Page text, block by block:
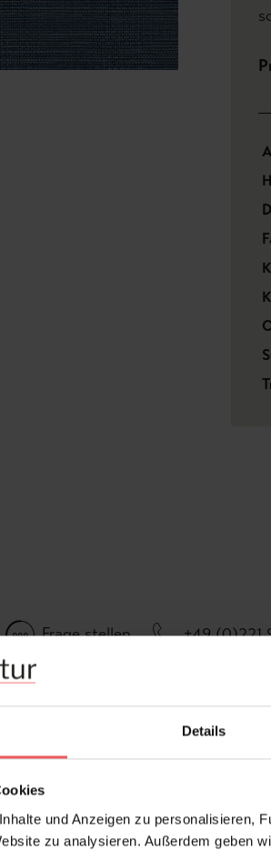
Details
und Anzeigen zu personalisieren,
zu analysieren. Außerdem geben
Frage stellen +49 (0)221